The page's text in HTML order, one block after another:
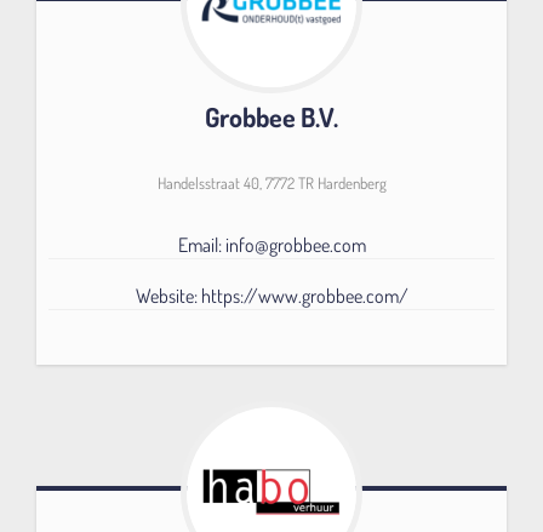
Grobbee B.V.
Handelsstraat 40, 7772 TR Hardenberg
Email: info@grobbee.com
Website: https://www.grobbee.com/